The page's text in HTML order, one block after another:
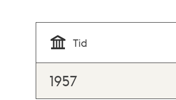
Tid
1957